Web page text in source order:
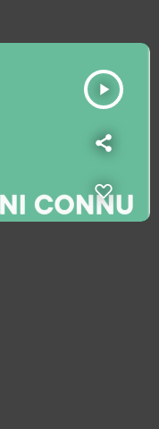
play_arrow